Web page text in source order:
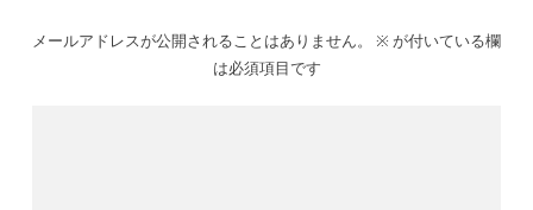
メールアドレスが公開されることはありません。 ※ が付いている欄
は必須項目です